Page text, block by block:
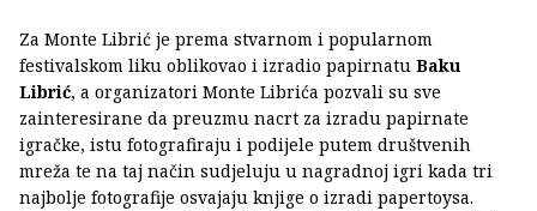
Za Monte Librić je prema stvarnom i popularnom
festivalskom liku oblikovao i izradio papirnatu Baku
Librić, a organizatori Monte Librića pozvali su sve
zainteresirane da preuzmu nacrt za izradu papirnate
igračke, istu fotografiraju i podijele putem društvenih
mreža te na taj način sudjeluju u nagradnoj igri kada tri
najbolje fotografije osvajaju knjige o izradi papertoysa.